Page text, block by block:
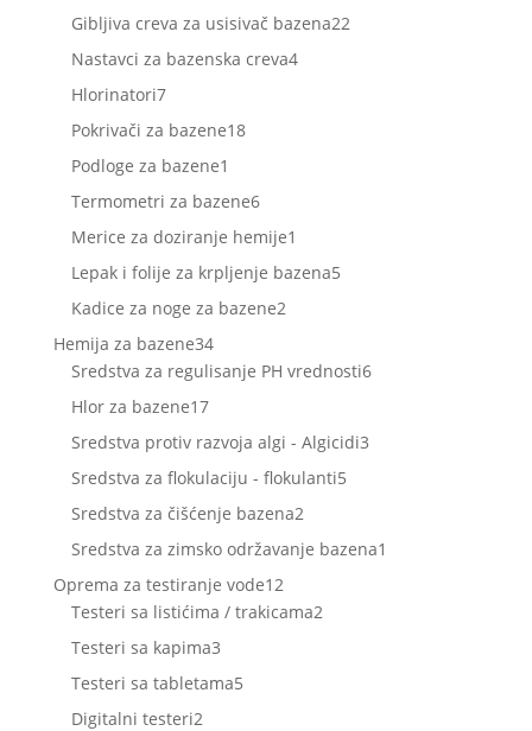
proizvoda
Gibljiva creva za usisivač bazena2222
Nastavci za bazenska creva44
Hlorinatori77
proizvoda
Pokrivači za bazene1818
Podloge za bazene1
proizvod
Termometri za bazene66
proizvoda
Merice za doziranje hemije1
proizvod
Lepak i folije za krpljenje bazena55
Kadice za noge za bazene22
Hemija za bazene3434
proizvoda
Sredstva za regulisanje PH vrednosti66
Hlor za bazene1717
proizvoda
Sredstva protiv razvoja algi - Algicidi33
Sredstva za flokulaciju - flokulanti55
Sredstva za čišćenje bazena22
proizvoda
Sredstva za zimsko održavanje bazena1
Oprema za testiranje vode1212
proizvoda
Testeri sa listićima / trakicama22
Testeri sa kapima33
proizvoda
Testeri sa tabletama55
Digitalni testeri22